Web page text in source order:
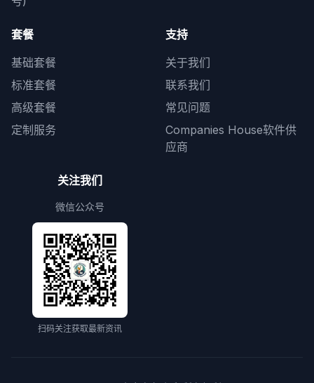
套餐
基础套餐
标准套餐
高级套餐
定制服务
支持
关于我们
联系我们
常见问题
Companies House软件供
应商
关注我们
微信公众号
扫码关注获取最新资讯